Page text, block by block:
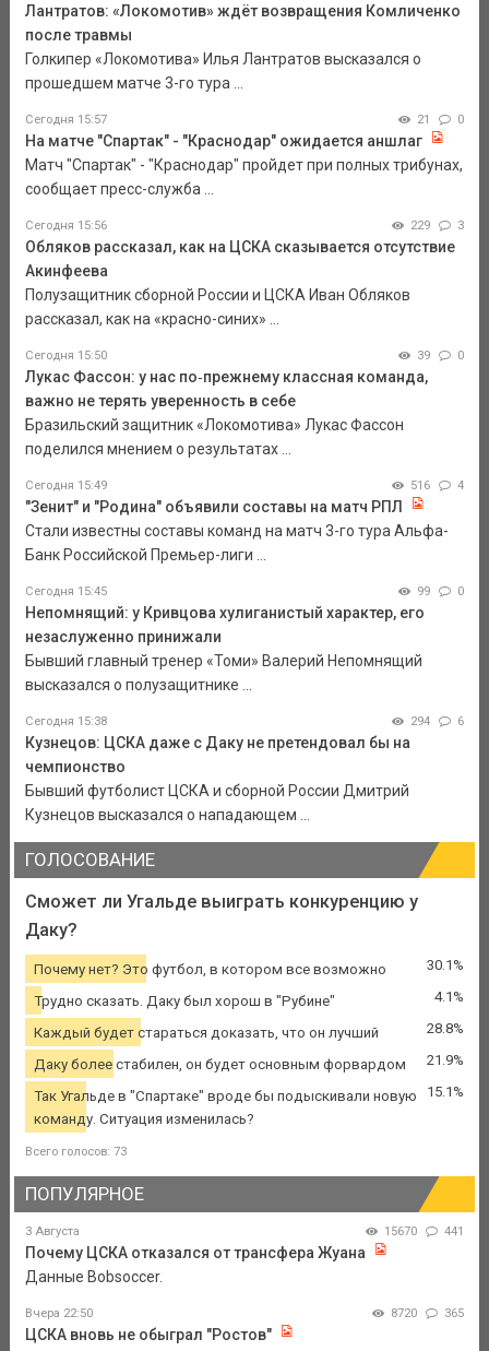
Лантратов: «Локомотив» ждёт возвращения Комличенко
после травмы
Голкипер «Локомотива» Илья Лантратов высказался о
прошедшем матче 3-го тура ...
Сегодня 15:57 21 0
На матче "Спартак" - "Краснодар" ожидается аншлаг
Матч "Спартак" - "Краснодар" пройдет при полных трибунах,
сообщает пресс-служба ...
Сегодня 15:56 229 3
Обляков рассказал, как на ЦСКА сказывается отсутствие
Акинфеева
Полузащитник сборной России и ЦСКА Иван Обляков
рассказал, как на «красно-синих» ...
Сегодня 15:50 39 0
Лукас Фассон: у нас по‑прежнему классная команда,
важно не терять уверенность в себе
Бразильский защитник «Локомотива» Лукас Фассон
поделился мнением о результатах ...
Сегодня 15:49 516 4
"Зенит" и "Родина" объявили составы на матч РПЛ
Стали известны составы команд на матч 3-го тура Альфа-
Банк Российской Премьер-лиги ...
Сегодня 15:45 99 0
Непомнящий: у Кривцова хулиганистый характер, его
незаслуженно принижали
Бывший главный тренер «Томи» Валерий Непомнящий
высказался о полузащитнике ...
Сегодня 15:38 294 6
Кузнецов: ЦСКА даже с Даку не претендовал бы на
чемпионство
Бывший футболист ЦСКА и сборной России Дмитрий
Кузнецов высказался о нападающем ...
ГОЛОСОВАНИЕ
Сможет ли Угальде выиграть конкуренцию у
Даку?
Почему нет? Это футбол, в котором все возможно 30.1%
Трудно сказать. Даку был хорош в "Рубине" 4.1%
Каждый будет стараться доказать, что он лучший 28.8%
Даку более стабилен, он будет основным форвардом 21.9%
Так Угальде в "Спартаке" вроде бы подыскивали новую
команду. Ситуация изменилась?
15.1%
Всего голосов: 73
ПОПУЛЯРНОЕ
3 Августа 15670 441
Почему ЦСКА отказался от трансфера Жуана
Данные Bobsoccer.
Вчера 22:50 8720 365
ЦСКА вновь не обыграл "Ростов"